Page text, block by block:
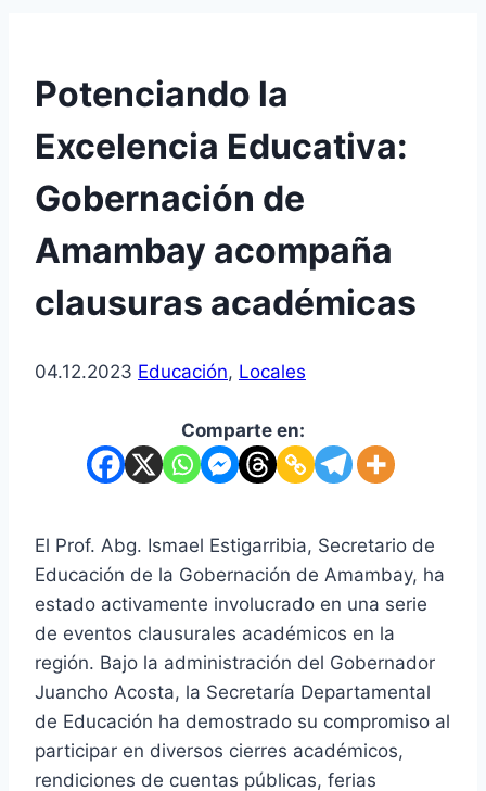
Potenciando la
Excelencia Educativa:
Gobernación de
Amambay acompaña
clausuras académicas
04.12.2023 Educación, Locales
Comparte en:
El Prof. Abg. Ismael Estigarribia, Secretario de
Educación de la Gobernación de Amambay, ha
estado activamente involucrado en una serie
de eventos clausurales académicos en la
región. Bajo la administración del Gobernador
Juancho Acosta, la Secretaría Departamental
de Educación ha demostrado su compromiso al
participar en diversos cierres académicos,
rendiciones de cuentas públicas, ferias